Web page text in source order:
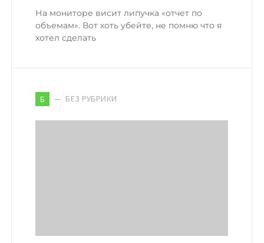
На мониторе висит липучка «отчет по
объемам». Вот хоть убейте, не помню что я
хотел сделать
Б БЕЗ РУБРИКИ